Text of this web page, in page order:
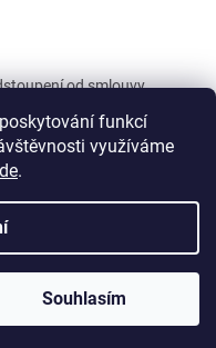
funkcí
využíváme
.
Souhlasím
od smlouvy